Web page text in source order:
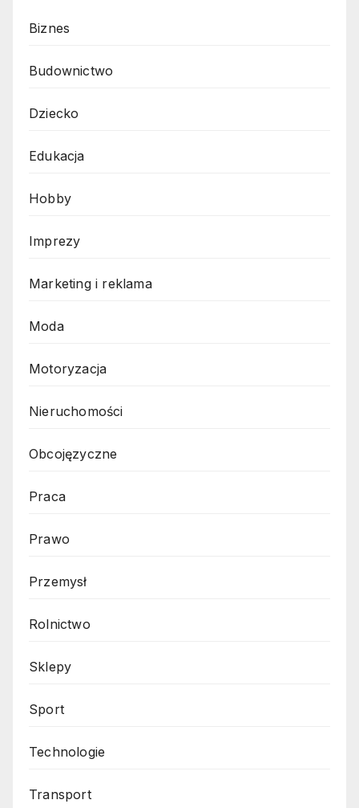
Biznes
Budownictwo
Dziecko
Edukacja
Hobby
Imprezy
Marketing i reklama
Moda
Motoryzacja
Nieruchomości
Obcojęzyczne
Praca
Prawo
Przemysł
Rolnictwo
Sklepy
Sport
Technologie
Transport